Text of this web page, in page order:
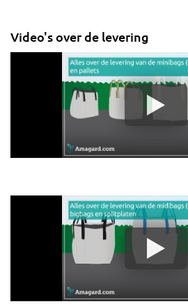
Video's over de levering